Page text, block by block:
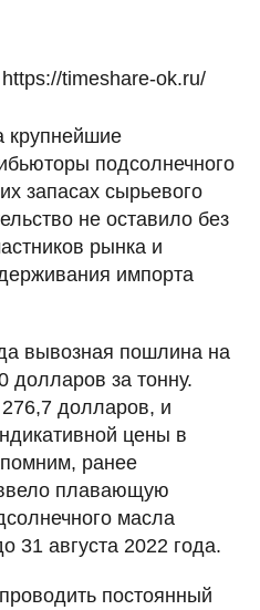
timeshare-ok.ru/
крупнейшие
подсолнечного
запасах сырьевого
не оставило без
рынка и
импорта
вывозная пошлина на
долларов за тонну.
долларов, и
цены в
ранее
плавающую
масла
31 августа 2022 года.
постоянный